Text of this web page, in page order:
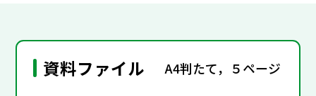
資料ファイル A4判たて，５ページ